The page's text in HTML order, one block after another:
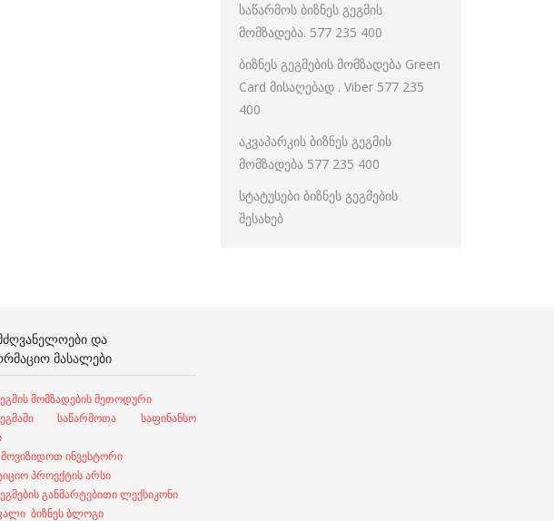
საწარმოს ბიზნეს გეგმის
მომზადება. 577 235 400
ბიზნეს გეგმების მომზადება Green
Card მისაღებად . Viber 577 235
400
აკვაპარკის ბიზნეს გეგმის
მომზადება 577 235 400
სტატუსები ბიზნეს გეგმების
შესახებ
ᲓᲐ
ᲛᲐᲡᲐᲚᲔᲑᲘ
მომზადების მეთოდური
გეგმაში საწარმოთა საფინანსო
ინვესტორი
პროექტის არსი
განმარტებითი ლექსიკონი
ბიზნეს ბლოგი